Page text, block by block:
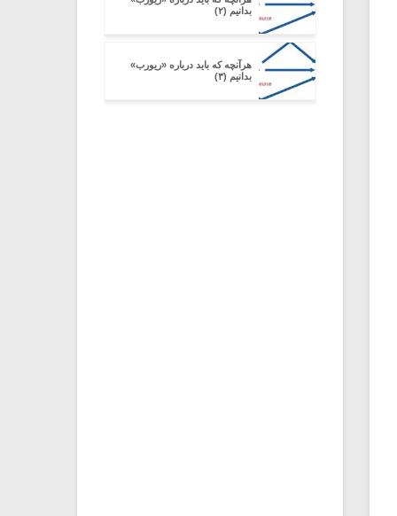
بدانیم (۲)
هرآنچه که باید درباره «ریورب»
بدانیم (۳)